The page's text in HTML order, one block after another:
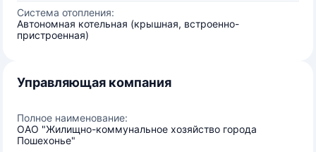
Система отопления:
Автономная котельная (крышная, встроенно-
пристроенная)
Управляющая компания
Полное наименование:
ОАО "Жилищно-коммунальное хозяйство города
Пошехонье"